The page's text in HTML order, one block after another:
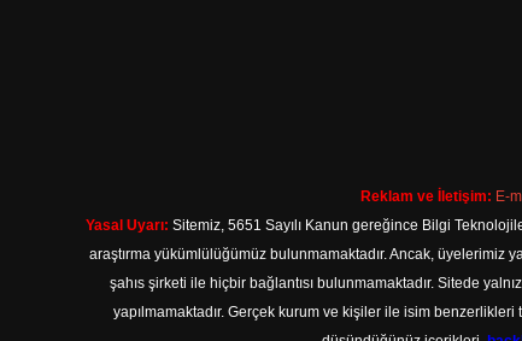
Reklam ve İletişim: E-
Yasal Uyarı: Sitemiz, 5651 Sayılı Kanun gereğince Bilgi
araştırma yükümlülüğümüz bulunmamaktadır. Ancak, üyelerimiz
şahıs şirketi ile hiçbir bağlantısı bulunmamaktadır. Sitede
yapılmamaktadır. Gerçek kurum ve kişiler ile isim